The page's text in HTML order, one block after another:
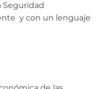
Seguridad
y con un lenguaje